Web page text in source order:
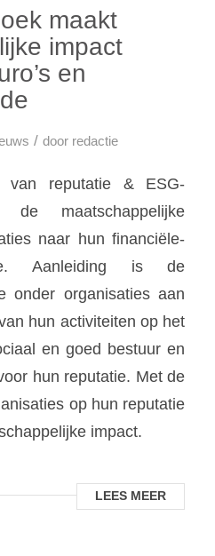
maakt
impact
en
/ door redactie
van reputatie & ESG-
de maatschappelijke
naar hun financiële-
Aanleiding is de
onder organisaties aan
hun activiteiten op het
en goed bestuur en
hun reputatie. Met de
op hun reputatie
impact.
LEES MEER